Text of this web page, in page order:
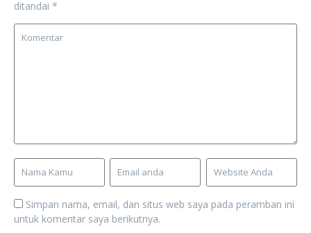
ditandai *
Simpan nama, email, dan situs web saya pada peramban ini
untuk komentar saya berikutnya.